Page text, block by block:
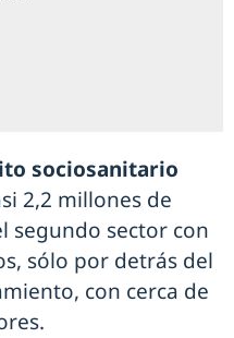
sociosanitario
2,2 millones de
segundo sector con
sólo por detrás del
con cerca de